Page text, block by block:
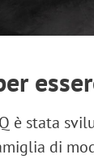
è stata
di